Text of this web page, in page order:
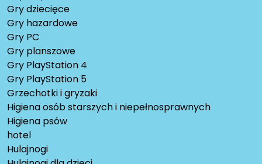
Gry dziecięce
Gry hazardowe
Gry PC
Gry planszowe
Gry PlayStation 4
Gry PlayStation 5
Grzechotki i gryzaki
Higiena osób starszych i niepełnosprawnych
Higiena psów
hotel
Hulajnogi